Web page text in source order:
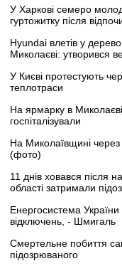
У Харкові семеро
гуртожитку після
Hyundai влетів у
Миколаєві: утворився
У Києві протестують
теплотраси
На ярмарку в
госпіталізували
На Миколаївщині через
(фото)
11 днів ховався після
області затримали
Енергосистема
відключень, - Шмигаль
Смертельне побиття
підозрюваного